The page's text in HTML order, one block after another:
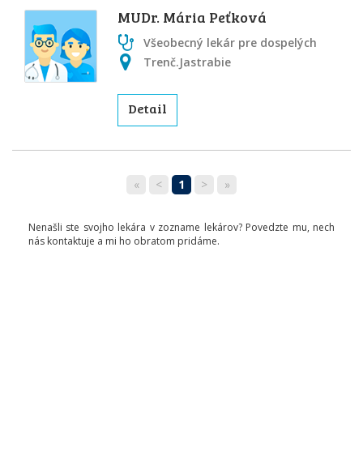
MUDr. Mária Peťková
Všeobecný lekár pre dospelých
Trenč.Jastrabie
Detail
« < 1 > »
Nenašli ste svojho lekára v zozname lekárov? Povedzte mu, nech
nás kontaktuje a mi ho obratom pridáme.